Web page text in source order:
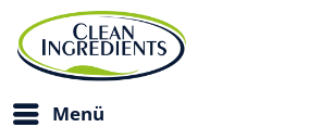
Menü